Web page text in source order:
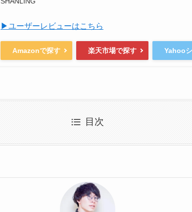
▶ユーザーレビューはこちら
Amazonで探す 楽天市場で探す Yahoo
目次